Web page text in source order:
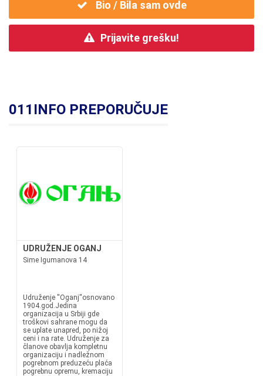
Bio / Bila sam ovde
Prijavite grešku!
011INFO PREPORUČUJE
UDRUŽENJE OGANJ
Sime Igumanova 14
Udruženje ''Oganj''osnovano
1904.god.Jedina
organizacija u Srbiji gde
troškovi sahrane mogu da
se uplate unapred, po nižoj
ceni i na rate. Udruženje za
članove obavlja kompletnu
organizaciju i nadležnom
pogrebnom preduzeću plaća
pogrebnu opremu, kremaciju